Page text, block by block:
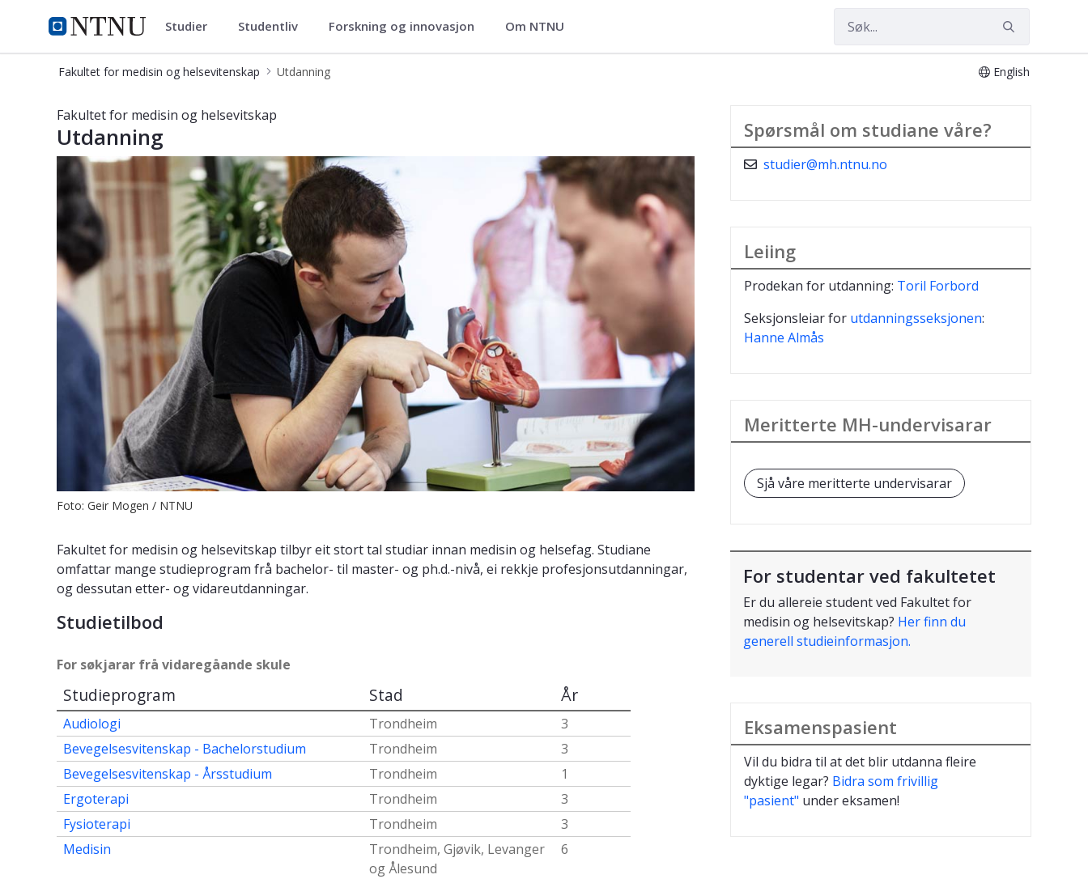
NTNU Hjemmeside
Fakultet for medisin og helsevitenskap
Studier Studentliv Forskning og innovasjon Om NTNU
Fakultet for medisin og helsevitenskap Utdanning English
Fakultet for medisin og helsevitskap
Utdanning
Foto: Geir Mogen / NTNU
Fakultet for medisin og helsevitskap tilbyr eit stort tal studiar innan medisin og helsefag. Studiane
omfattar mange studieprogram frå bachelor- til master- og ph.d.-nivå, ei rekkje profesjonsutdanningar,
og dessutan etter- og vidareutdanningar.
Studietilbod
For søkjarar frå vidaregåande skule
Studieprogram Stad År
Audiologi Trondheim
3
Bevegelsesvitenskap - Bachelorstudium
Trondheim
3
Bevegelsesvitenskap - Årsstudium
Trondheim
1
Ergoterapi
Trondheim
3
Fysioterapi
Trondheim
3
Medisin
Trondheim, Gjøvik, Levanger
og Ålesund
6
Spørsmål om studiane våre?
studier@mh.ntnu.no
Leiing
Prodekan for utdanning: Toril Forbord
Seksjonsleiar for utdanningsseksjonen:
Hanne Almås
Meritterte MH-undervisarar
Sjå våre meritterte undervisarar
For studentar ved fakultetet
Er du allereie student ved Fakultet for
medisin og helsevitskap? Her finn du
generell studieinformasjon.
Eksamenspasient
Vil du bidra til at det blir utdanna fleire
dyktige legar? Bidra som frivillig
"pasient" under eksamen!